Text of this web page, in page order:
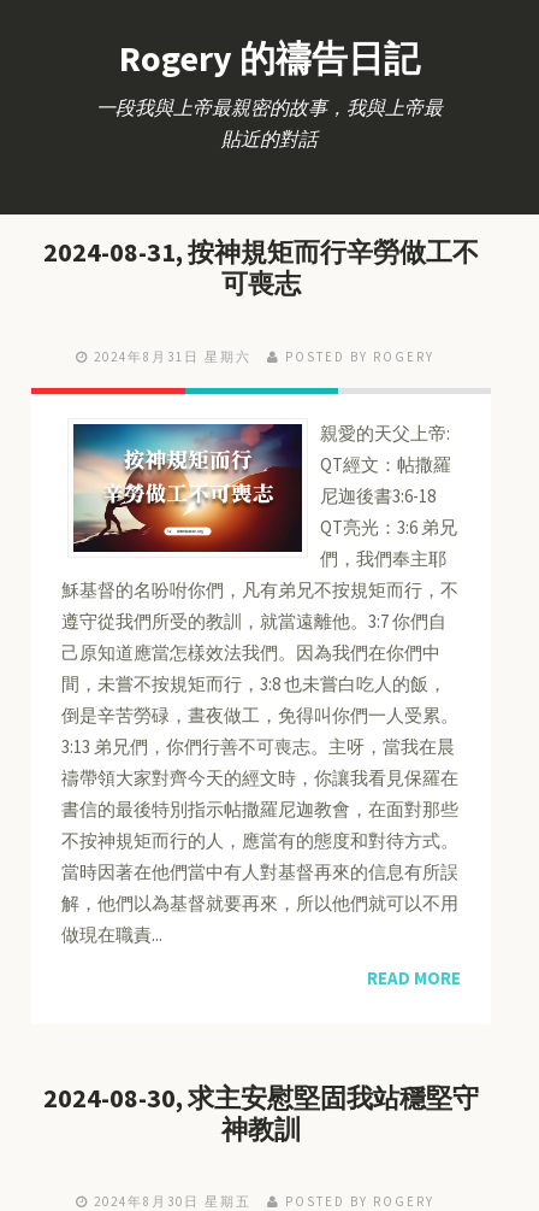
Rogery 的禱告日記
一段我與上帝最親密的故事，我與上帝最
貼近的對話
2024-08-31, 按神規矩而行辛勞做工不
可喪志
2024年8月31日 星期六 POSTED BY ROGERY
親愛的天父上帝:
QT經文：帖撒羅
尼迦後書3:6-18
QT亮光：3:6 弟兄
們，我們奉主耶
穌基督的名吩咐你們，凡有弟兄不按規矩而行，不
遵守從我們所受的教訓，就當遠離他。3:7 你們自
己原知道應當怎樣效法我們。因為我們在你們中
間，未嘗不按規矩而行，3:8 也未嘗白吃人的飯，
倒是辛苦勞碌，晝夜做工，免得叫你們一人受累。
3:13 弟兄們，你們行善不可喪志。主呀，當我在晨
禱帶領大家對齊今天的經文時，你讓我看見保羅在
書信的最後特別指示帖撒羅尼迦教會，在面對那些
不按神規矩而行的人，應當有的態度和對待方式。
當時因著在他們當中有人對基督再來的信息有所誤
解，他們以為基督就要再來，所以他們就可以不用
做現在職責...
READ MORE
2024-08-30, 求主安慰堅固我站穩堅守
神教訓
2024年8月30日 星期五 POSTED BY ROGERY